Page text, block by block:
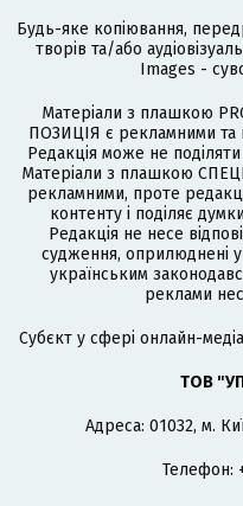
Будь-яке копіювання,
творів та/або
Images -
Матеріали з плашкою
ПОЗИЦІЯ є рекламними та
Редакція може не
Матеріали з плашкою
рекламними, проте
контенту і поділяє
Редакція не несе
судження, оприлюднені у
українським
реклами
Cубєкт у сфері онлайн-
ТОВ
Адреса: 01032, м.
Телефон: